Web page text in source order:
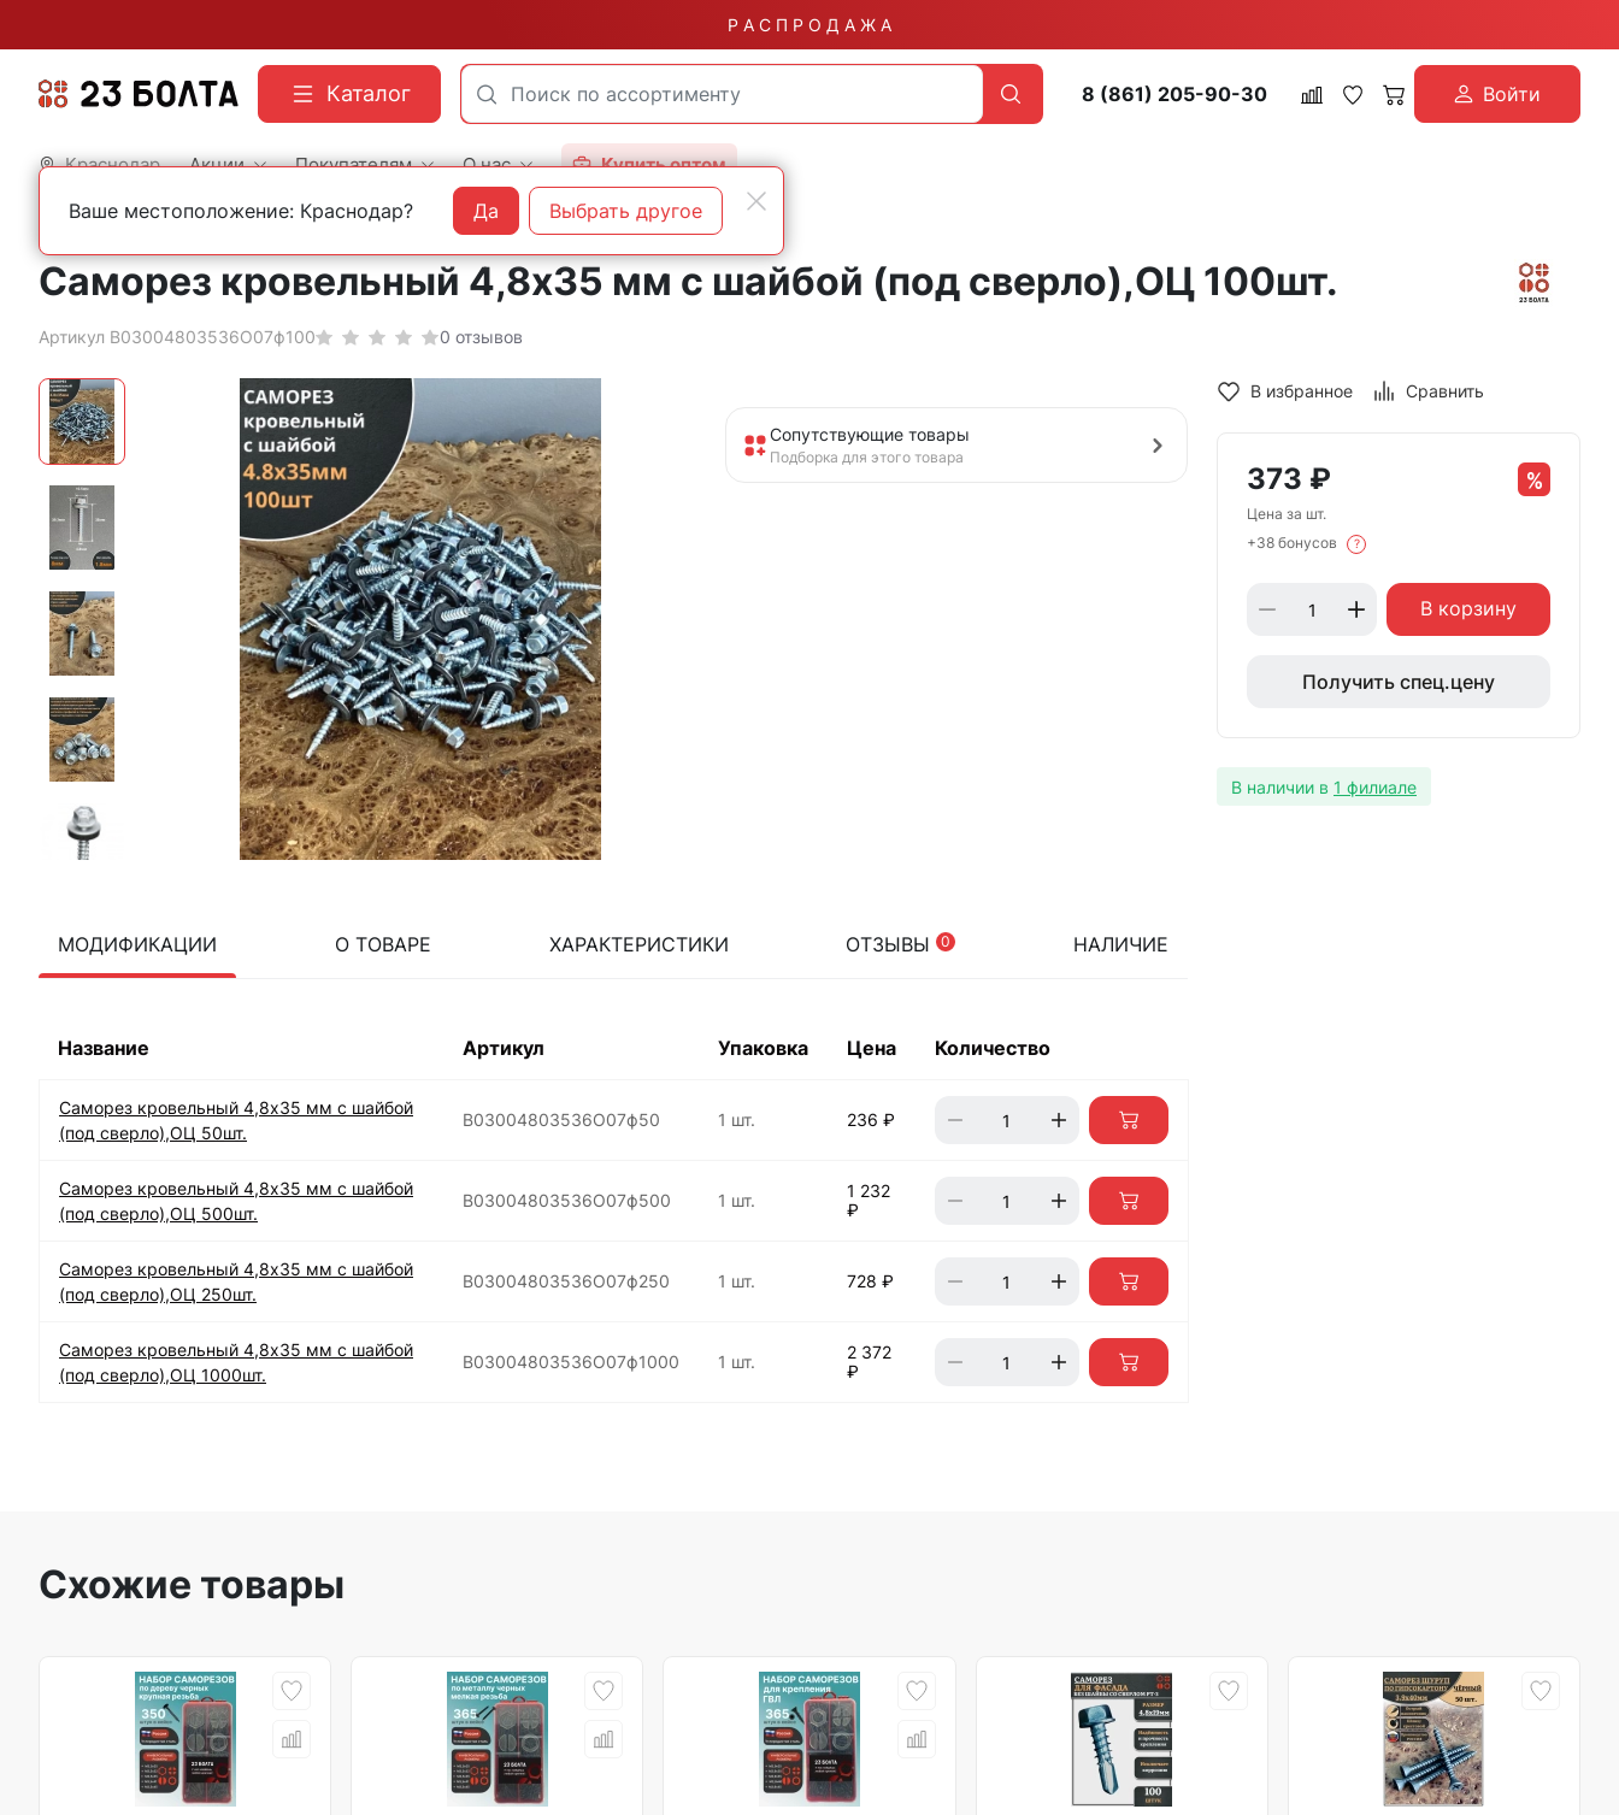
Р А С П Р О Д А Ж А
Каталог 8 (861) 205-90-30 Войти
Краснодар Акции Покупателям О нас Купить оптом
Главная Фасованный крепеж Саморезы
Саморез кровельный 4,8х35 мм с шайбой (под сверло),ОЦ 100шт.
Артикул B03004803536O07ф100 0 отзывов
Сопутствующие товары
Подборка для этого товара
МОДИФИКАЦИИ О ТОВАРЕ ХАРАКТЕРИСТИКИ ОТЗЫВЫ 0 НАЛИЧИЕ
Название Артикул Упаковка Цена Количество
Саморез кровельный 4,8х35 мм с шайбой
(под сверло),ОЦ 50шт.
B03004803536O07ф50 1 шт. 236 ₽
Саморез кровельный 4,8х35 мм с шайбой
(под сверло),ОЦ 500шт.
B03004803536O07ф500 1 шт.
1 232
₽
Саморез кровельный 4,8х35 мм с шайбой
(под сверло),ОЦ 250шт.
B03004803536O07ф250 1 шт. 728 ₽
Саморез кровельный 4,8х35 мм с шайбой
(под сверло),ОЦ 1000шт.
B03004803536O07ф1000 1 шт.
2 372
₽
В избранное Сравнить
373 ₽
Цена за шт.
+38 бонусов
?
В корзину
Получить спец.цену
В наличии в 1 филиале
Схожие товары
Ваше местоположение: Краснодар? Да Выбрать другое